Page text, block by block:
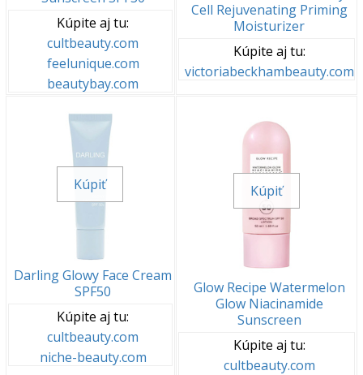
Kúpite aj tu:
cultbeauty.com
feelunique.com
beautybay.com
Cell Rejuvenating Priming
Moisturizer
Kúpite aj tu:
victoriabeckhambeauty.com
Kúpiť
Darling Glowy Face Cream
SPF50
Kúpite aj tu:
cultbeauty.com
niche-beauty.com
Kúpiť
Glow Recipe Watermelon
Glow Niacinamide
Sunscreen
Kúpite aj tu:
cultbeauty.com